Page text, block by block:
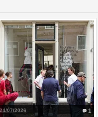
1
24/07/2026